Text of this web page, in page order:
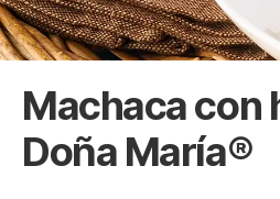
Machaca con
Doña María®